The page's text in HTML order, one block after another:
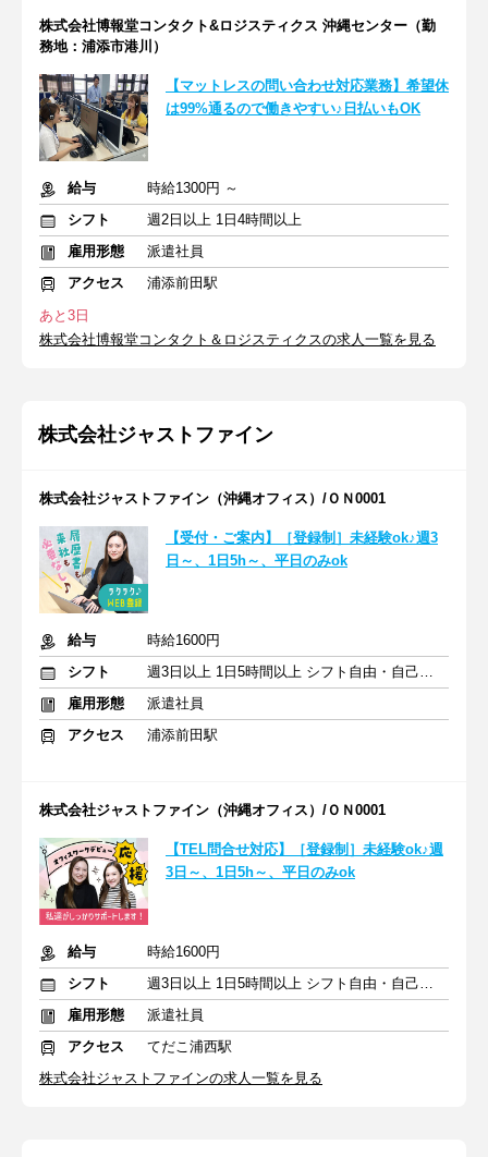
株式会社博報堂コンタクト&ロジスティクス 沖縄センター（勤
務地：浦添市港川）
【マットレスの問い合わせ対応業務】希望休
は99%通るので働きやすい♪日払いもOK
給与
時給1300円 ～
シフト
週2日以上 1日4時間以上
雇用形態
派遣社員
アクセス
浦添前田駅
あと3日
株式会社博報堂コンタクト＆ロジスティクスの求人一覧を見る
株式会社ジャストファイン
株式会社ジャストファイン（沖縄オフィス）/ＯＮ0001
【受付・ご案内】［登録制］未経験ok♪週3
日～、1日5h～、平日のみok
給与
時給1600円
シフト
週3日以上 1日5時間以上 シフト自由・自己申告
雇用形態
派遣社員
アクセス
浦添前田駅
株式会社ジャストファイン（沖縄オフィス）/ＯＮ0001
【TEL問合せ対応】［登録制］未経験ok♪週
3日～、1日5h～、平日のみok
給与
時給1600円
シフト
週3日以上 1日5時間以上 シフト自由・自己申告
雇用形態
派遣社員
アクセス
てだこ浦西駅
株式会社ジャストファインの求人一覧を見る